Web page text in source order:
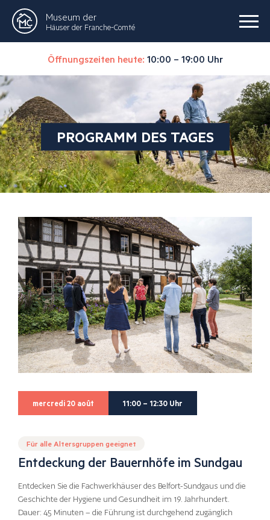
Museum der
Häuser der Franche-Comté
Öffnungszeiten heute: 10:00 – 19:00 Uhr
PROGRAMM DES TAGES
mercredi 20 août 11:00 – 12:30 Uhr
Für alle Altersgruppen geeignet
Entdeckung der Bauernhöfe im Sundgau
Entdecken Sie die Fachwerkhäuser des Belfort-Sundgaus und die
Geschichte der Hygiene und Gesundheit im 19. Jahrhundert.
Dauer: 45 Minuten – die Führung ist durchgehend zugänglich